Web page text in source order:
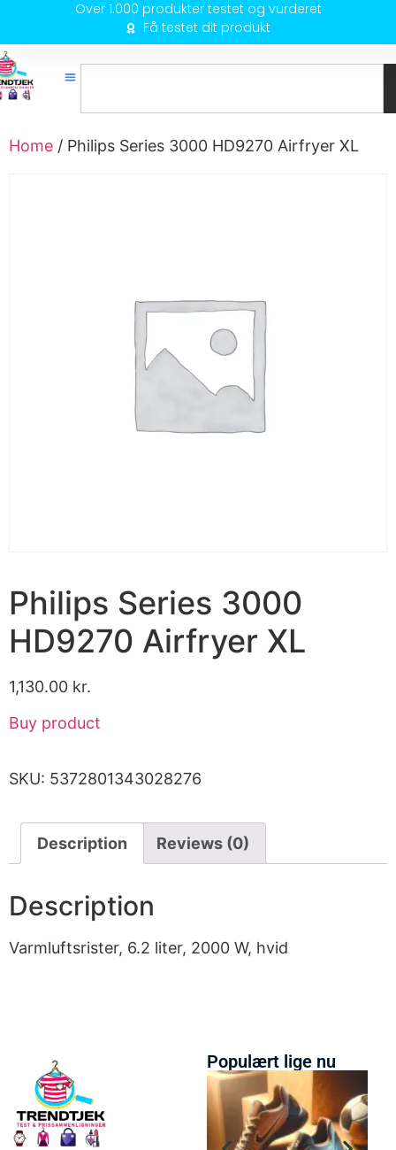
Over 1.000 produkter testet og vurderet
Få testet dit produkt
Home / Philips Series 3000 HD9270 Airfryer XL
Philips Series 3000
HD9270 Airfryer XL
1,130.00 kr.
Buy product
SKU: 5372801343028276
Description Reviews (0)
Description
Varmluftsrister, 6.2 liter, 2000 W, hvid
Populært lige nu